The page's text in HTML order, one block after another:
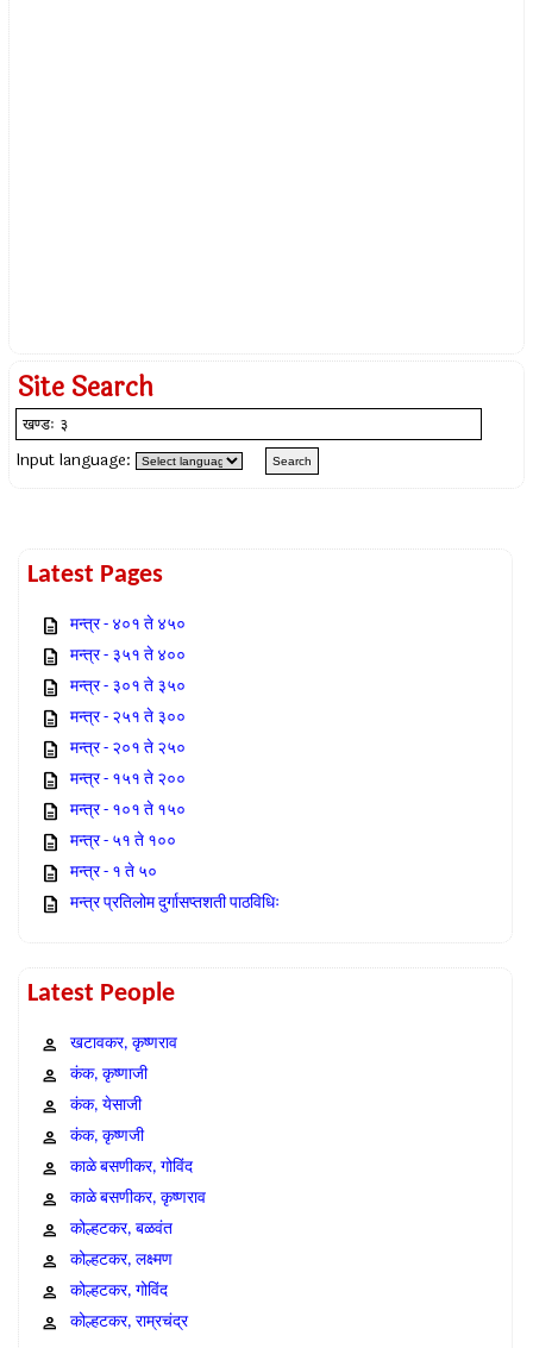
Site Search
Input language:
Latest Pages
मन्त्र - ४०१ ते ४५०
मन्त्र - ३५१ ते ४००
मन्त्र - ३०१ ते ३५०
मन्त्र - २५१ ते ३००
मन्त्र - २०१ ते २५०
मन्त्र - १५१ ते २००
मन्त्र - १०१ ते १५०
मन्त्र - ५१ ते १००
मन्त्र - १ ते ५०
मन्त्र प्रतिलोम दुर्गासप्तशती पाठविधिः
Latest People
खटावकर, कृष्णराव
कंक, कृष्णाजी
कंक, येसाजी
कंक, कृष्णजी
काळे बसणीकर, गोविंद
काळे बसणीकर, कृष्णराव
कोल्हटकर, बळवंत
कोल्हटकर, लक्ष्मण
कोल्हटकर, गोविंद
कोल्हटकर, राम्रचंद्र